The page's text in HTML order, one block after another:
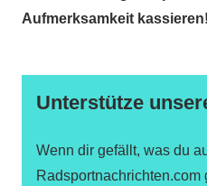
Aufmerksamkeit kassieren!
Unterstütze
Wenn dir gefällt, was du
Radsportnachrichten.com